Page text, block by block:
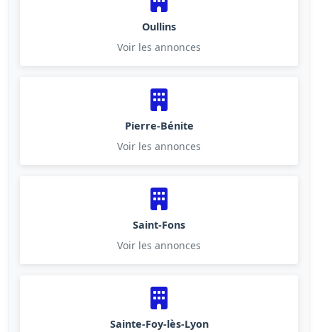
Oullins
Voir les annonces
Pierre-Bénite
Voir les annonces
Saint-Fons
Voir les annonces
Sainte-Foy-lès-Lyon